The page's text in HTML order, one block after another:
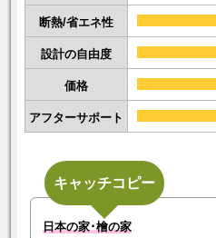
断熱/省エネ性
設計の自由度
価格
アフターサポート
キャッチコピー
日本の家･檜の家